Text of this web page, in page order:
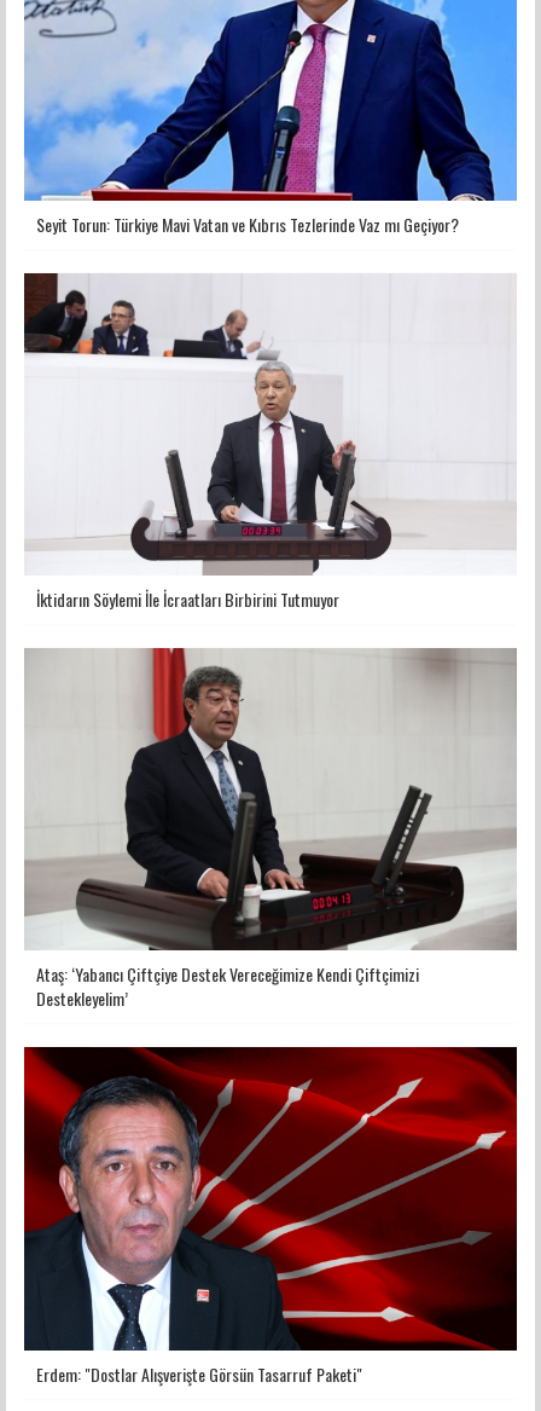
Seyit Torun: Türkiye Mavi Vatan ve Kıbrıs Tezlerinde Vaz mı Geçiyor?
İktidarın Söylemi İle İcraatları Birbirini Tutmuyor
Ataş: ‘Yabancı Çiftçiye Destek Vereceğimize Kendi Çiftçimizi
Destekleyelim’
Erdem: "Dostlar Alışverişte Görsün Tasarruf Paketi"